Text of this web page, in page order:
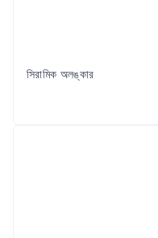
সিরামিক অলঙ্কার